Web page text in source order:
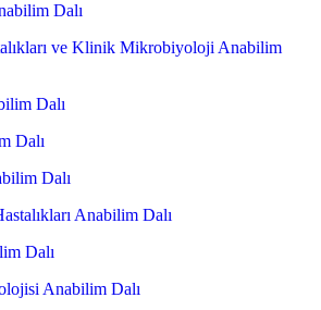
Dalı
ve Klinik Mikrobiyoloji Anabilim
Dalı
Dalı
Dalı
Anabilim Dalı
Dalı
Anabilim Dalı